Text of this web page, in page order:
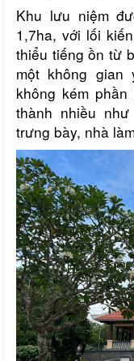
Khu lưu niệm
1,7ha, với lối
thiểu tiếng ồn từ
một không gian
không kém
thành nhiều
trưng bày, nhà